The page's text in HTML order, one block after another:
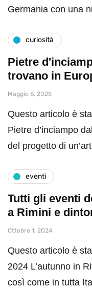
Germania con una
curiosità
Pietre
trovano in
Maggio 6, 2025
Questo articolo è
Pietre d’inciampo
del progetto di
eventi
Tutti gli eventi
a Rimini e
Ottobre 1, 2024
Questo articolo è
2024 L’autunno in
così come in tutta